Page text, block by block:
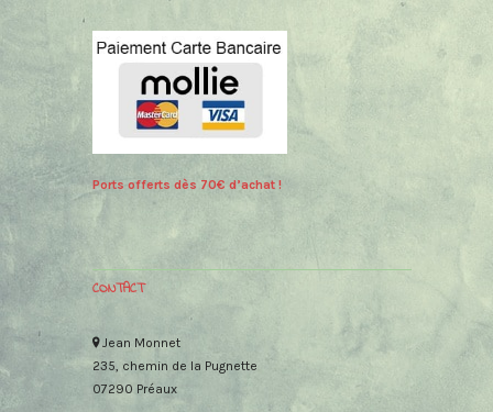
Ports offerts dès 70€ d’achat !
CONTACT
Jean Monnet
235, chemin de la Pugnette
07290 Préaux